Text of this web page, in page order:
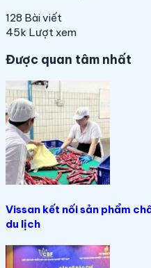
128 Bài viết
45k Lượt xem
Được quan tâm nhất
Vissan kết nối sản phẩm
du lịch